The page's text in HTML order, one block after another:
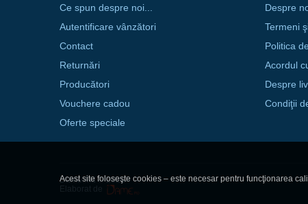
Ce spun despre noi...
Autentificare vânzători
Contact
Returnări
Producători
Vouchere cadou
Oferte speciale
Despre
Termeni
Politica
Acordul
Despre
Condiţii
Dame.md © 2026
Elaborat de
Acest site foloseşte cookies – este necesar pentru funcţionarea